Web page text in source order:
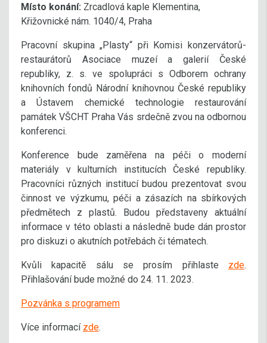
Místo konání: Zrcadlová kaple Klementina,
Křižovnické nám. 1040/4, Praha
Pracovní skupina „Plasty“ při Komisi konzervátorů-
restaurátorů Asociace muzeí a galerií České
republiky, z. s. ve spolupráci s Odborem ochrany
knihovních fondů Národní knihovnou České republiky
a Ústavem chemické technologie restaurování
památek VŠCHT Praha Vás srdečně zvou na odbornou
konferenci.
Konference bude zaměřena na péči o moderní
materiály v kulturních institucích České republiky.
Pracovníci různých institucí budou prezentovat svou
činnost ve výzkumu, péči a zásazích na sbírkových
předmětech z plastů. Budou představeny aktuální
informace v této oblasti a následně bude dán prostor
pro diskuzi o akutních potřebách či tématech.
Kvůli kapacitě sálu se prosím přihlaste zde.
Přihlašování bude možné do 24. 11. 2023.
Pozvánka s programem
Více informací zde.